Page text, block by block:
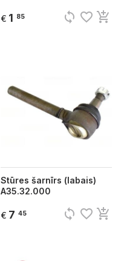
€ 1 85 sync favorite_border add_shopping_cart
Stūres šarnīrs (labais)
A35.32.000
€ 7 45 sync favorite_border add_shopping_cart